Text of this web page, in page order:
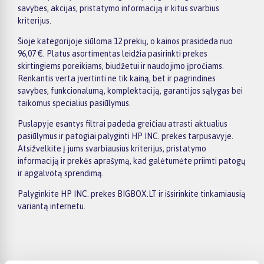
savybes, akcijas, pristatymo informaciją ir kitus svarbius
kriterijus.
Šioje kategorijoje siūloma 12 prekių, o kainos prasideda nuo
96,07 €. Platus asortimentas leidžia pasirinkti prekes
skirtingiems poreikiams, biudžetui ir naudojimo įpročiams.
Renkantis verta įvertinti ne tik kainą, bet ir pagrindines
savybes, funkcionalumą, komplektaciją, garantijos sąlygas bei
taikomus specialius pasiūlymus.
Puslapyje esantys filtrai padeda greičiau atrasti aktualius
pasiūlymus ir patogiai palyginti HP INC. prekes tarpusavyje.
Atsižvelkite į jums svarbiausius kriterijus, pristatymo
informaciją ir prekės aprašymą, kad galėtumėte priimti patogų
ir apgalvotą sprendimą.
Palyginkite HP INC. prekes BIGBOX.LT ir išsirinkite tinkamiausią
variantą internetu.